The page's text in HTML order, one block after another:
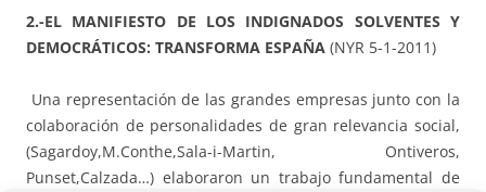
2.-EL MANIFIESTO DE LOS INDIGNADOS SOLVENTES Y
DEMOCRÁTICOS: TRANSFORMA ESPAÑA (NYR 5-1-2011)
Una representación de las grandes empresas junto con la
colaboración de personalidades de gran relevancia social,
(Sagardoy,M.Conthe,Sala-i-Martin, Ontiveros,
Punset,Calzada…) elaboraron un trabajo fundamental de